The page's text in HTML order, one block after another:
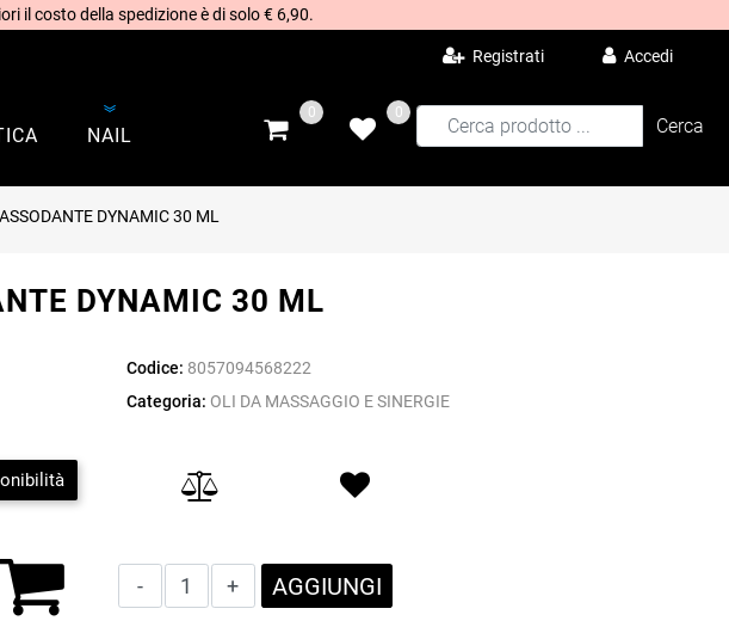
il costo della spedizione è di solo € 6,90.
Registrati Accedi
NAIL
0 0
DYNAMIC 30 ML
DYNAMIC 30 ML
Codice: 8057094568222
Categoria: OLI DA MASSAGGIO E SINERGIE
Quantità
AGGIUNGI